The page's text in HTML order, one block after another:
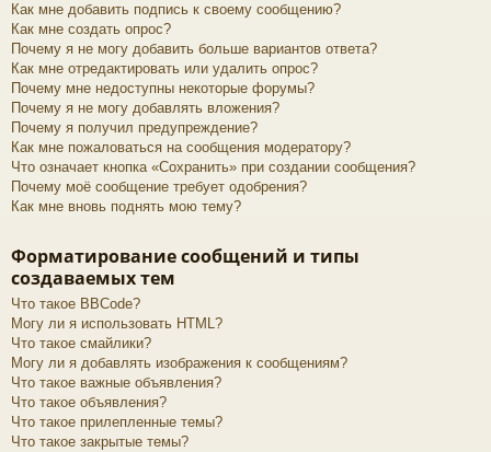
Как мне добавить подпись к своему сообщению?
Как мне создать опрос?
Почему я не могу добавить больше вариантов ответа?
Как мне отредактировать или удалить опрос?
Почему мне недоступны некоторые форумы?
Почему я не могу добавлять вложения?
Почему я получил предупреждение?
Как мне пожаловаться на сообщения модератору?
Что означает кнопка «Сохранить» при создании сообщения?
Почему моё сообщение требует одобрения?
Как мне вновь поднять мою тему?
Форматирование сообщений и типы
создаваемых тем
Что такое BBCode?
Могу ли я использовать HTML?
Что такое смайлики?
Могу ли я добавлять изображения к сообщениям?
Что такое важные объявления?
Что такое объявления?
Что такое прилепленные темы?
Что такое закрытые темы?